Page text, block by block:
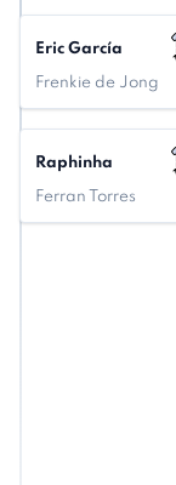
Eric García
Frenkie de Jong
Raphinha
Ferran Torres